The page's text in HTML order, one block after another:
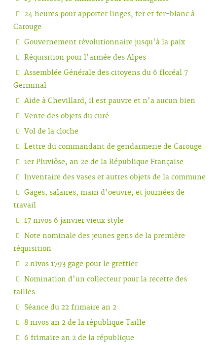
24 heures pour apporter linges, fer et fer-blanc à
Carouge
Gouvernement révolutionnaire jusqu'à la paix
Réquisition pour l'armée des Alpes
Assemblée Générale des citoyens du 6 floréal 7
Germinal
Aide à Chevillard, il est pauvre et n'a aucun bien
Vente des objets du curé
Vol de la cloche
Lettre du commandant de gendarmerie de Carouge
1er Pluviôse, an 2e de la République Française
Inventaire des vases et autres objets de la commune
Gages, salaires, main d'oeuvre, et journées de
travail
17 nivos 6 janvier vieux style
Note nominale des jeunes gens de la première
réquisition
2 nivos 1793 gage pour le greffier
Nomination d'un collecteur pour la recette des
tailles
Séance du 22 frimaire an 2
8 nivos an 2 de la république Taille
6 frimaire an 2 de la république